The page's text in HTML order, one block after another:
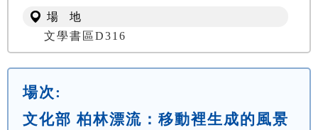
場 地
文學書區D316
場次:
文化部 柏林漂流：移動裡生成的風景